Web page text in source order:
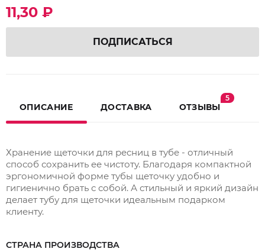
11,30 ₽
ПОДПИСАТЬСЯ
ОПИСАНИЕ ДОСТАВКА ОТЗЫВЫ
5
Хранение щеточки для ресниц в тубе - отличный
способ сохранить ее чистоту. Благодаря компактной
эргономичной форме тубы щеточку удобно и
гигиенично брать с собой. А стильный и яркий дизайн
делает тубу для щеточки идеальным подарком
клиенту.
СТРАНА ПРОИЗВОДСТВА